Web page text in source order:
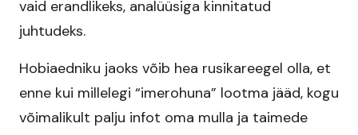
vaid erandlikeks, analüüsiga kinnitatud
juhtudeks.
Hobiaedniku jaoks võib hea rusikareegel olla, et
enne kui millelegi “imerohuna” lootma jääd, kogu
võimalikult palju infot oma mulla ja taimede